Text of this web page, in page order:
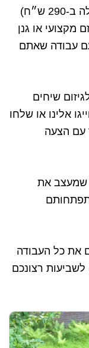
העלות של השירות אינה גבוהה (מתחילה ב-290 ש״ח)
מקצועי או גנן
עבודה שאתם
שיחים
אלינו או שלחו
עם הצעה
שמעצב את
את כל העבודה
רצונכם